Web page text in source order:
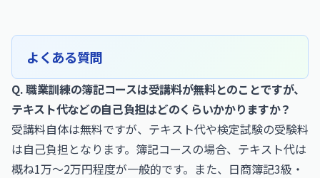
よくある質問
Q. 職業訓練の簿記コースは受講料が無料とのことですが、
テキスト代などの自己負担はどのくらいかかりますか？
受講料自体は無料ですが、テキスト代や検定試験の受験料
は自己負担となります。簿記コースの場合、テキスト代は
概ね1万〜2万円程度が一般的です。また、日商簿記3級・